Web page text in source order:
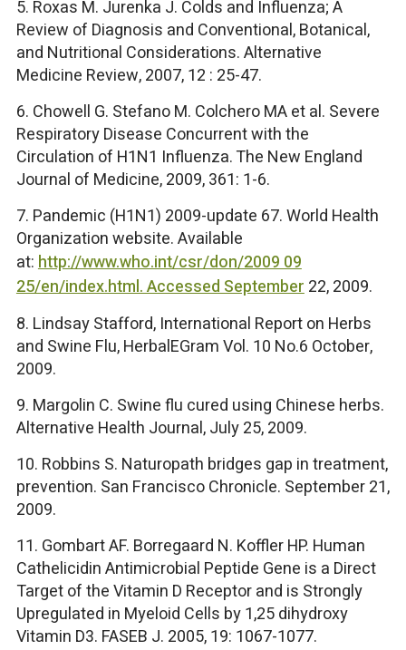
5. Roxas M. Jurenka J. Colds and Influenza; A
Review of Diagnosis and Conventional, Botanical,
and Nutritional Considerations. Alternative
Medicine Review, 2007, 12 : 25-47.
6. Chowell G. Stefano M. Colchero MA et al. Severe
Respiratory Disease Concurrent with the
Circulation of H1N1 Influenza. The New England
Journal of Medicine, 2009, 361: 1-6.
7. Pandemic (H1N1) 2009-update 67. World Health
Organization website. Available
at:http://www.who.int/csr/don/2009 09
25/en/index.html. Accessed September22, 2009.
8. Lindsay Stafford, International Report on Herbs
and Swine Flu, HerbalEGram Vol. 10 No.6 October,
2009.
9. Margolin C. Swine flu cured using Chinese herbs.
Alternative Health Journal, July 25, 2009.
10. Robbins S. Naturopath bridges gap in treatment,
prevention. San Francisco Chronicle. September 21,
2009.
11. Gombart AF. Borregaard N. Koffler HP. Human
Cathelicidin Antimicrobial Peptide Gene is a Direct
Target of the Vitamin D Receptor and is Strongly
Upregulated in Myeloid Cells by 1,25 dihydroxy
Vitamin D3. FASEB J. 2005, 19: 1067-1077.